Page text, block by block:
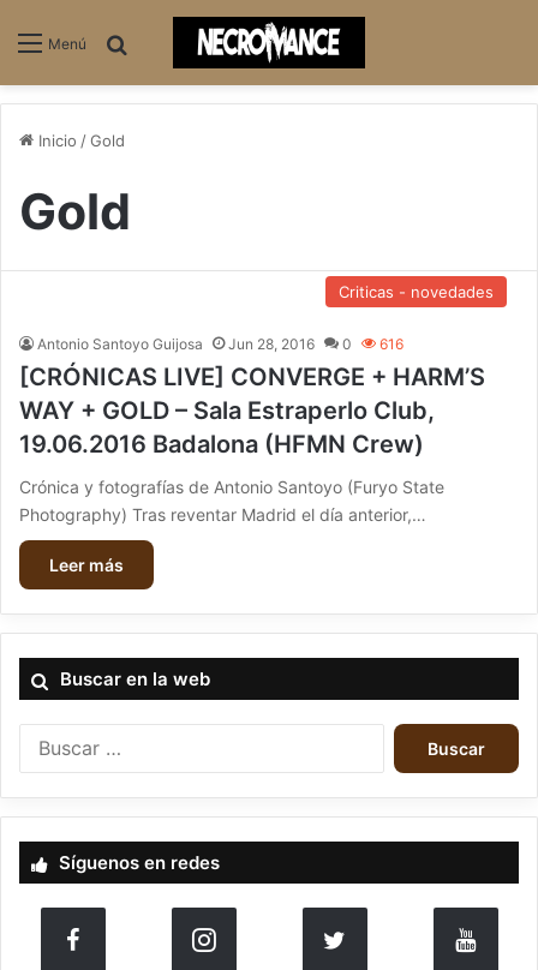
Menú
Inicio /Gold
Gold
Criticas - novedades
Antonio Santoyo Guijosa Jun 28, 2016 0 616
[CRÓNICAS LIVE] CONVERGE + HARM’S
WAY + GOLD – Sala Estraperlo Club,
19.06.2016 Badalona (HFMN Crew)
Crónica y fotografías de Antonio Santoyo (Furyo State
Photography) Tras reventar Madrid el día anterior,…
Leer más
Buscar en la web
:
Síguenos en redes